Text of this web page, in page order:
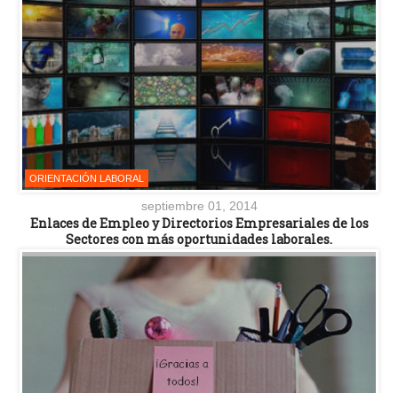
ORIENTACIÓN LABORAL
septiembre 01, 2014
Enlaces de Empleo y Directorios Empresariales de los
Sectores con más oportunidades laborales.